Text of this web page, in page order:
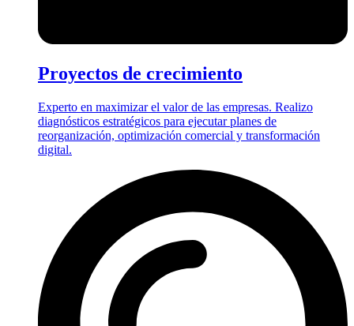
Proyectos de crecimiento
Experto en maximizar el valor de las empresas. Realizo
diagnósticos estratégicos para ejecutar planes de
reorganización, optimización comercial y transformación
digital.